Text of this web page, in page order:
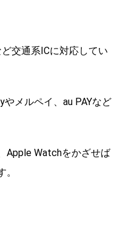
交通系ICに対応してい
やメルペイ、au PAYなど
Apple Watchをかざせば